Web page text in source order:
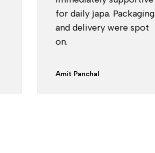
for daily japa. Packaging
and delivery were spot
on.
Amit Panchal